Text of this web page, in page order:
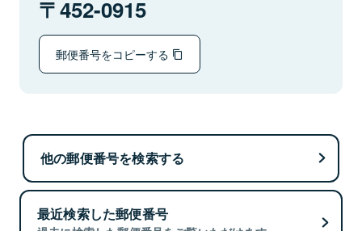
452-0915
郵便番号をコピーする
他の郵便番号を検索する
最近検索した郵便番号